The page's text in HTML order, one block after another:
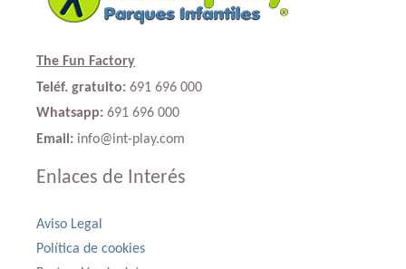
The Fun Factory
Teléf. gratuito: 691 696 000
Whatsapp: 691 696 000
Email: info@int-play.com
Enlaces de Interés
Aviso Legal
Política de cookies